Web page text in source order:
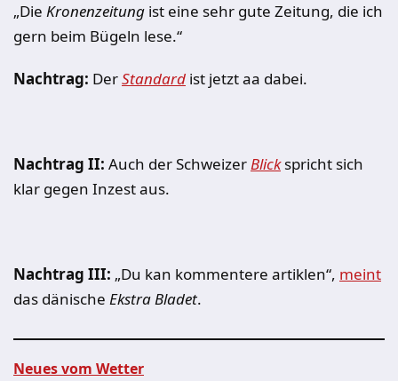
„Die Kronenzeitung ist eine sehr gute Zeitung, die ich
gern beim Bügeln lese.“
Nachtrag: DerStandard ist jetzt aa dabei.
Nachtrag II: Auch der SchweizerBlickspricht sich
klar gegen Inzest aus.
Nachtrag III: „Du kan kommentere artiklen“, meint
das dänische Ekstra Bladet.
Neues vom Wetter